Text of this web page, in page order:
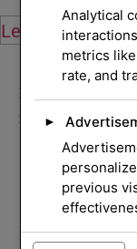
Legg i handlekurv
Hjem
rekvisita/
Opal
Analytical
metrics
rate, and
►
previous